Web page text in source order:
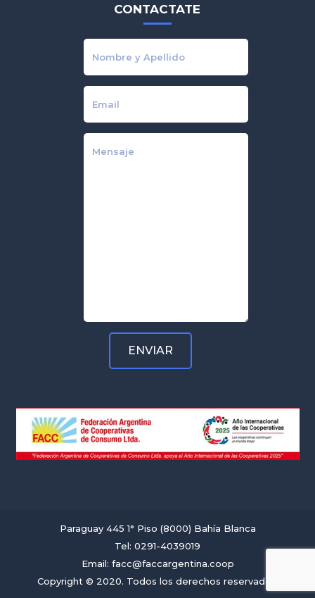
CONTACTATE
Paraguay 445 1° Piso (8000) Bahía Blanca
Tel: 0291-4039019
Email: facc@faccargentina.coop
Copyright © 2020. Todos los derechos reservados.